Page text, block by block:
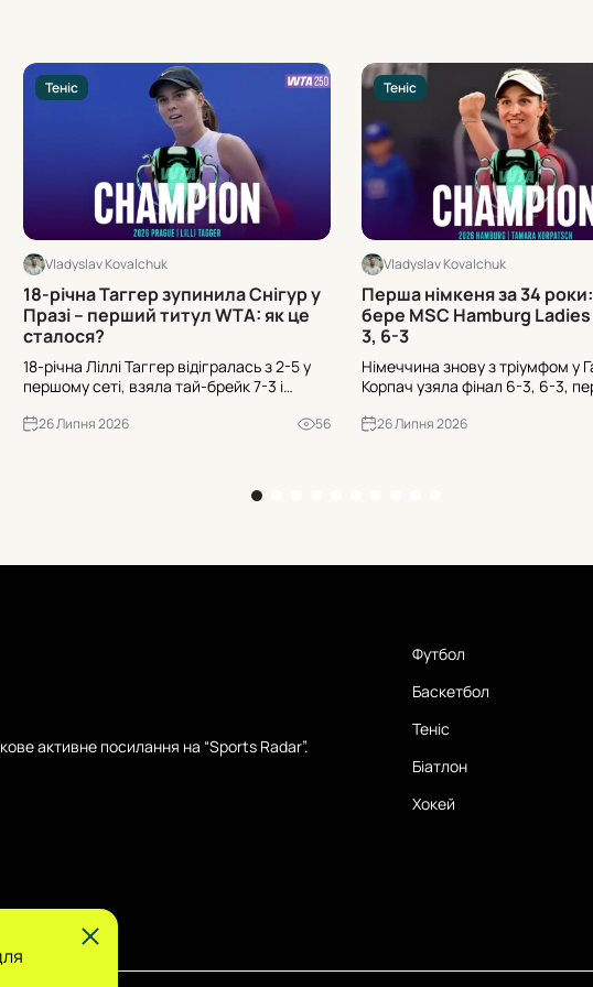
Теніс
Vladyslav Kovalchuk
18-річна Таггер зупинила Снігур у
Празі – перший титул WTA: як це
сталося?
18-річна Ліллі Таггер відігралась з 2-5 у
першому сеті, взяла тай-брейк 7-3 і
фіналі Livesport Prague Open. Дев’ять
26 Липня 2026 56
Теніс
Vladyslav Kovalchuk
Перша німкеня за 34
бере MSC Hamburg
3, 6-3
Німеччина знову з тріумфом у
Корпач узяла фінал 6-3, 6-3,
програних домашніх фіналів.
26 Липня 2026
активне посилання на “Sports Radar”.
Футбол
Баскетбол
Теніс
Біатлон
Хокей